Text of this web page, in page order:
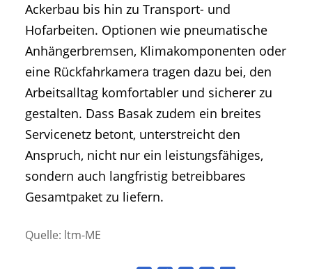
Ackerbau bis hin zu Transport- und
Hofarbeiten. Optionen wie pneumatische
Anhängerbremsen, Klimakomponenten oder
eine Rückfahrkamera tragen dazu bei, den
Arbeitsalltag komfortabler und sicherer zu
gestalten. Dass Basak zudem ein breites
Servicenetz betont, unterstreicht den
Anspruch, nicht nur ein leistungsfähiges,
sondern auch langfristig betreibbares
Gesamtpaket zu liefern.
Quelle: ltm-ME